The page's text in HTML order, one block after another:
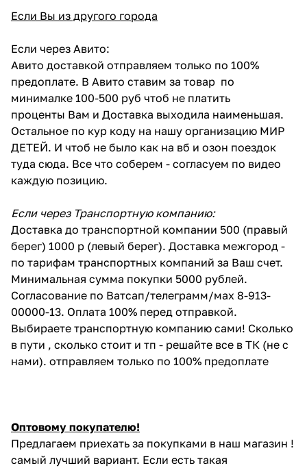
Если Вы из другого города
Если через Авито:
Авито доставкой отправляем только по 100%
предоплате. В Авито ставим за товар по
минималке 100-500 руб чтоб не платить
проценты Вам и Доставка выходила наименьшая.
Остальное по кур коду на нашу организацию МИР
ДЕТЕЙ. И чтоб не было как на вб и озон поездок
туда сюда. Все что соберем - согласуем по видео
каждую позицию.
Если через Транспортную компанию:
Доставка до транспортной компании 500 (правый
берег) 1000 р (левый берег). Доставка межгород -
по тарифам транспортных компаний за Ваш счет.
Минимальная сумма покупки 5000 рублей.
Согласование по Ватсап/телеграмм/мах 8-913-
00000-13. Оплата 100% перед отправкой.
Выбираете транспортную компанию сами! Сколько
в пути , сколько стоит и тп - решайте все в ТК (не с
нами). отправляем только по 100% предоплате
Оптовому покупателю!
Предлагаем приехать за покупками в наш магазин !
самый лучший вариант. Если есть такая